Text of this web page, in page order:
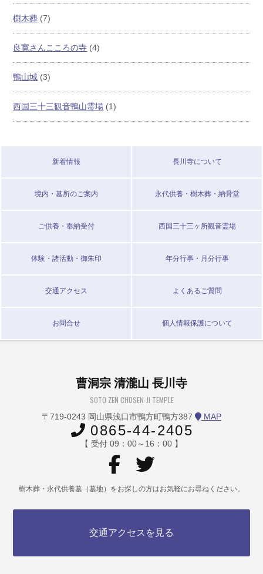
樹木葬 (7)
良寛さんこころの寺 (4)
鴨山城 (3)
西国三十三観音鴨山霊場 (1)
新着情報 長川寺について
境内・墓所のご案内 永代供養・樹木葬・納骨堂
ご供養・奉納受付 西国三十三ヶ所観音霊場
体験・諸活動・御朱印 年分行事・月分行事
交通アクセス よくあるご質問
お問合せ 個人情報保護について
曹洞宗 清瀧山 長川寺
SOTO ZEN CHOSEN-JI TEMPLE
〒719-0243 岡山県浅口市鴨方町鴨方387 MAP
0865-44-2405
【 受付 09：00～16：00 】
樹木葬・永代供養墓（墓地）をお探しの方はお気軽にお尋ねください。
交通アクセスを見る